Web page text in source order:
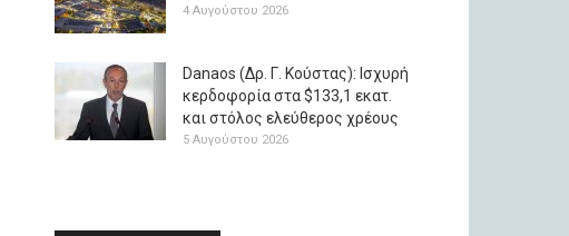
4 Αυγούστου 2026
Danaos (Δρ. Γ. Κούστας): Ισχυρή
κερδοφορία στα $133,1 εκατ.
και στόλος ελεύθερος χρέους
5 Αυγούστου 2026